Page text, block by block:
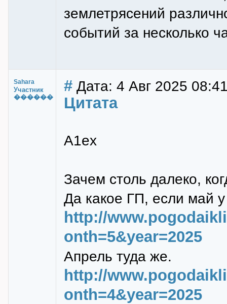
землетрясений
событий за несколько
Sahara
Участник
������
# Дата: 4 Авг 2025
Цитата
A1ex
Зачем столь далеко,
Да какое ГП, если май
http://
onth=5&year=2025
Апрель туда же.
http://
onth=4&year=2025